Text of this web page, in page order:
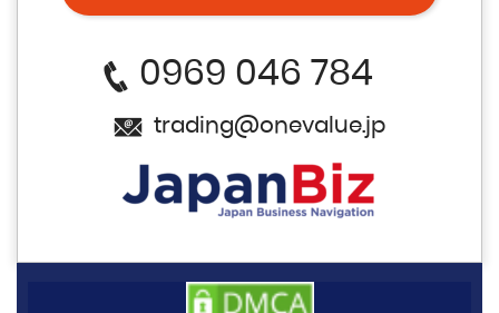
0969 046 784
trading@onevalue.jp